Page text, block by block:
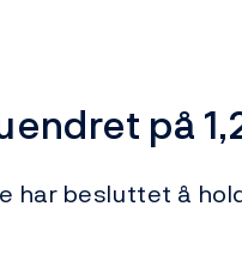
på
har besluttet å